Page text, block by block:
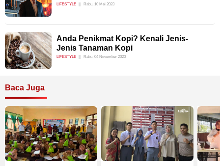
LIFESTYLE Rabu, 10 Mei 2023
Anda Penikmat Kopi? Kenali Jenis-
Jenis Tanaman Kopi
LIFESTYLE Rabu, 04 November 2020
Baca Juga